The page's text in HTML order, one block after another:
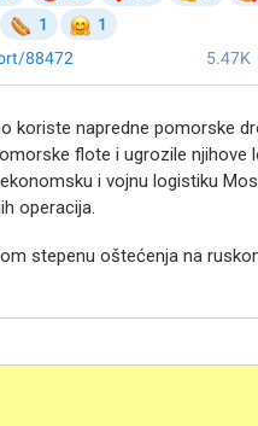
koriste napredne pomorske
flote i ugrozile njihove
i vojnu logistiku
operacija.
stepenu oštećenja na